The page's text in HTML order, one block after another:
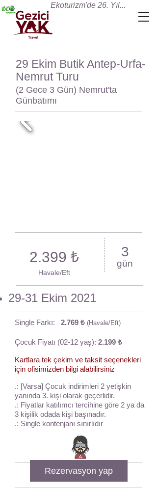
Ekoturizm'de 26. Yıl...
29 Ekim Butik Antep-Urfa-
Nemrut Turu
(2 Gece 3 Gün) Nemrut'ta
Günbatımı
2.399 ₺
Havale/Eft
3
gün
29-31 Ekim 2021
Single Farkı: 2.769 ₺ (Havale/Eft)
Çocuk Fiyatı (02-12 yaş): 2.199 ₺
Kartlara tek çekim ve taksit seçenekleri
için ofisimizden bilgi alabilirsiniz
.: [Varsa] Çocuk indirimleri 2 yetişkin
yanında 3. kişi olarak geçerlidir.
.: Fiyatlar katılımcı tercihine göre 2 ya da
3 kişilik odada kişi başınadır.
.: Single kontenjanı sınırlıdır
Rezervasyon yap